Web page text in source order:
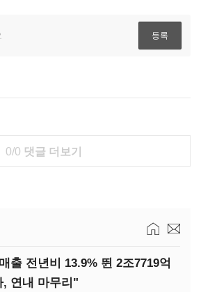
0/0 댓글 더보기
출 전년비 13.9% 뛴 2조7719억
, 연내 마무리"